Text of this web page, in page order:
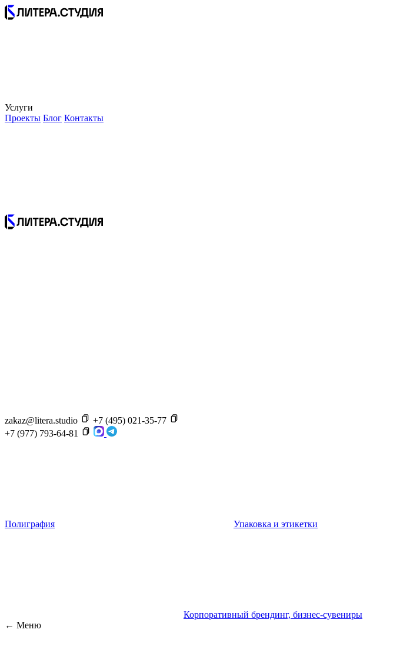
Услуги
Проекты Блог Контакты
zakaz@litera.studio
+7 (495) 021-35-77
+7 (977) 793-64-81
Полиграфия Упаковка и этикетки
Корпоративный брендинг, бизнес-сувениры
← Меню